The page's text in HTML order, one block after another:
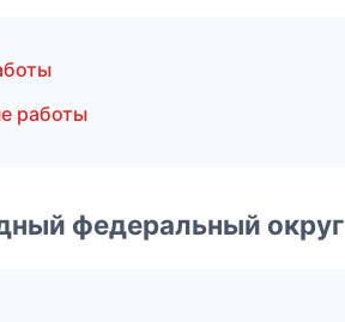
работы
федеральный округ